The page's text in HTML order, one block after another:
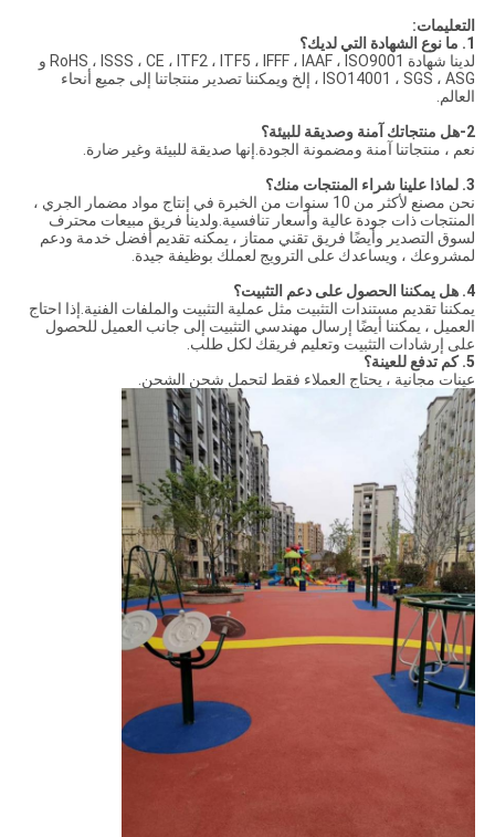
التعليمات:
1. ما نوع الشهادة التي لديك؟
لدينا شهادة RoHS ، ISSS ، CE ، ITF2 ، ITF5 ، IFFF ، IAAF ، ISO9001 و
ISO14001 ، SGS ، ASG ، إلخ ويمكننا تصدير منتجاتنا إلى جميع أنحاء
العالم.
2-هل منتجاتك آمنة وصديقة للبيئة؟
نعم ، منتجاتنا آمنة ومضمونة الجودة.إنها صديقة للبيئة وغير ضارة.
3. لماذا علينا شراء المنتجات منك؟
نحن مصنع لأكثر من 10 سنوات من الخبرة في إنتاج مواد مضمار الجري ،
المنتجات ذات جودة عالية وأسعار تنافسية.ولدينا فريق مبيعات محترف
لسوق التصدير وأيضًا فريق تقني ممتاز ، يمكنه تقديم أفضل خدمة ودعم
لمشروعك ، ويساعدك على الترويج لعملك بوظيفة جيدة.
4. هل يمكننا الحصول على دعم التثبيت؟
يمكننا تقديم مستندات التثبيت مثل عملية التثبيت والملفات الفنية.إذا احتاج
العميل ، يمكننا أيضًا إرسال مهندسي التثبيت إلى جانب العميل للحصول
على إرشادات التثبيت وتعليم فريقك لكل طلب.
5. كم تدفع للعينة؟
عينات مجانية ، يحتاج العملاء فقط لتحمل شحن الشحن.